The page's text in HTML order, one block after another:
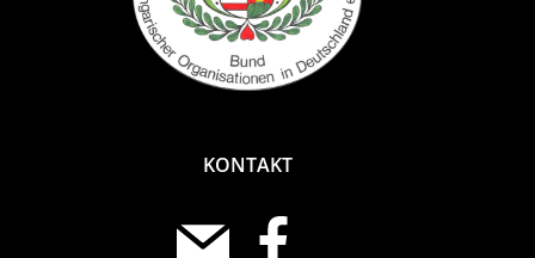
KONTAKT